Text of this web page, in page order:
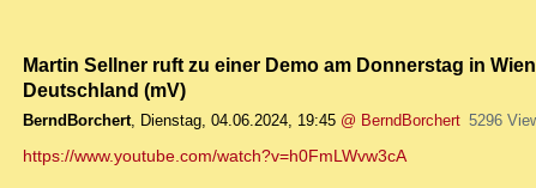
Martin Sellner ruft zu einer Demo am Donnerstag in
Deutschland (mV)
BerndBorchert, Dienstag, 04.06.2024, 19:45 @ BerndBorchert 5296
https://www.youtube.com/watch?v=h0FmLWvw3cA